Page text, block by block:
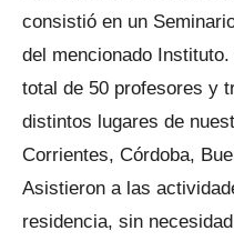
consistió en un
del mencionado
total de 50 profesores y
distintos lugares de
Corrientes, Córdoba,
Asistieron a las
residencia, sin